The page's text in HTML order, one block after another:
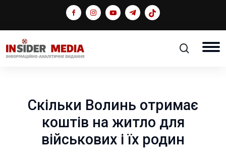
Скільки Волинь отримає
коштів на житло для
військових і їх родин